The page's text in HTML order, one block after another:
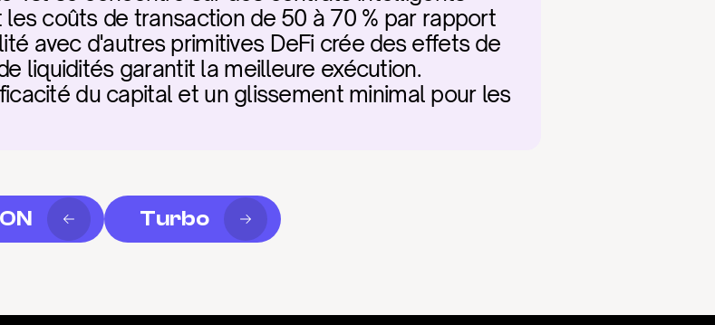
coûts de transaction de 50 à 70 % par rapport
avec d'autres primitives DeFi crée des effets de
liquidités garantit la meilleure exécution.
du capital et un glissement minimal pour les
Turbo